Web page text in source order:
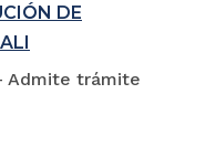
DE
Admite trámite